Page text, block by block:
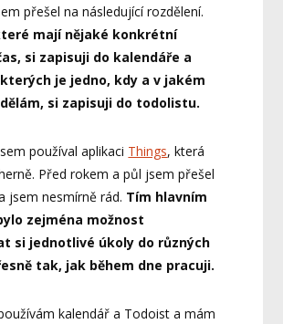
přešel na následující rozdělení.
mají nějaké konkrétní
si zapisuji do kalendáře a
je jedno, kdy a v jakém
si zapisuji do todolistu.
používal aplikaci Things, která
Před rokem a půl jsem přešel
jsem nesmírně rád. Tím hlavním
zejména možnost
si jednotlivé úkoly do různých
tak, jak během dne pracuji.
kalendář a Todoist a mám